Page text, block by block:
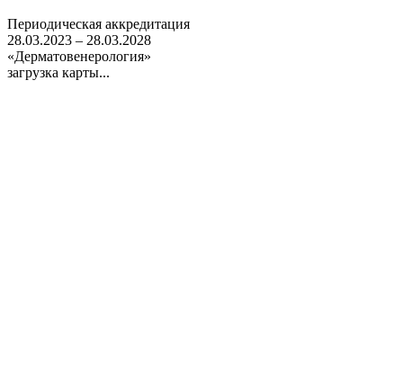
Периодическая аккредитация
28.03.2023 – 28.03.2028
«Дерматовенерология»
загрузка карты...